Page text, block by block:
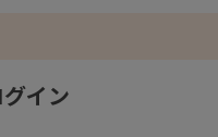
イン